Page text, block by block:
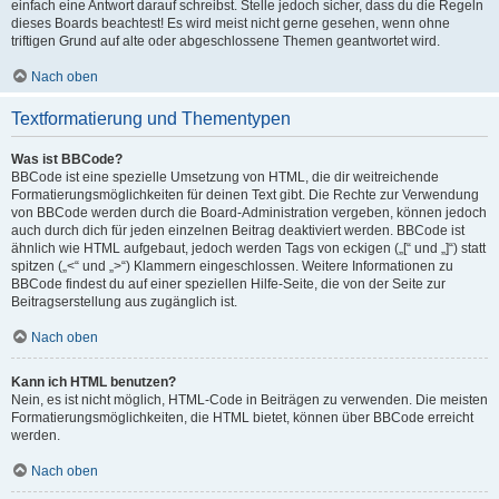
einfach eine Antwort darauf schreibst. Stelle jedoch sicher, dass du die Regeln
dieses Boards beachtest! Es wird meist nicht gerne gesehen, wenn ohne
triftigen Grund auf alte oder abgeschlossene Themen geantwortet wird.
Nach oben
Textformatierung und Thementypen
Was ist BBCode?
BBCode ist eine spezielle Umsetzung von HTML, die dir weitreichende
Formatierungsmöglichkeiten für deinen Text gibt. Die Rechte zur Verwendung
von BBCode werden durch die Board-Administration vergeben, können jedoch
auch durch dich für jeden einzelnen Beitrag deaktiviert werden. BBCode ist
ähnlich wie HTML aufgebaut, jedoch werden Tags von eckigen („[“ und „]“) statt
spitzen („<“ und „>“) Klammern eingeschlossen. Weitere Informationen zu
BBCode findest du auf einer speziellen Hilfe-Seite, die von der Seite zur
Beitragserstellung aus zugänglich ist.
Nach oben
Kann ich HTML benutzen?
Nein, es ist nicht möglich, HTML-Code in Beiträgen zu verwenden. Die meisten
Formatierungsmöglichkeiten, die HTML bietet, können über BBCode erreicht
werden.
Nach oben